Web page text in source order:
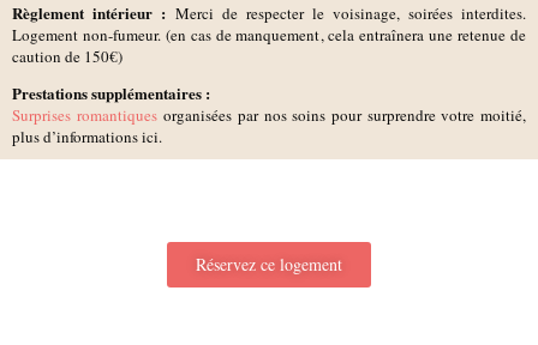
Règlement intérieur : Merci de respecter le voisinage, soirées interdites.
Logement non-fumeur. (en cas de manquement, cela entraînera une retenue de
caution de 150€)
Prestations supplémentaires :
Surprises romantiques organisées par nos soins pour surprendre votre moitié,
plus d’informations ici.
Réservez ce logement